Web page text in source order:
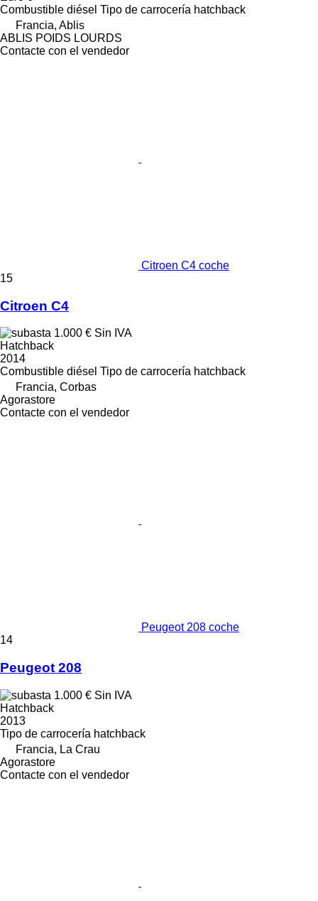
Combustible diésel Tipo de carrocería hatchback
Francia, Ablis
ABLIS POIDS LOURDS
Contacte con el vendedor
Citroen C4 coche
15
Citroen C4
1.000 € Sin IVA
Hatchback
2014
Combustible diésel Tipo de carrocería hatchback
Francia, Corbas
Agorastore
Contacte con el vendedor
Peugeot 208 coche
14
Peugeot 208
1.000 € Sin IVA
Hatchback
2013
Tipo de carrocería hatchback
Francia, La Crau
Agorastore
Contacte con el vendedor